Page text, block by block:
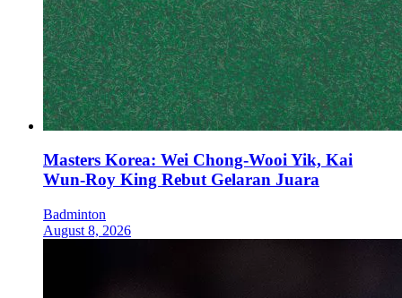
Masters Korea: Wei Chong-Wooi Yik, Kai
Wun-Roy King Rebut Gelaran Juara
Badminton
August 8, 2026